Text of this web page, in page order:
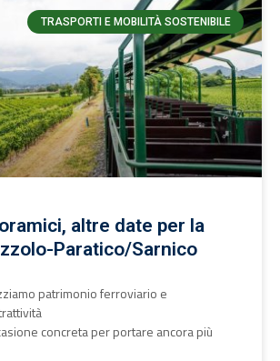
TRASPORTI E MOBILITÀ SOSTENIBILE
altre date per la
Paratico/Sarnico
patrimonio ferroviario e
concreta per portare ancora più